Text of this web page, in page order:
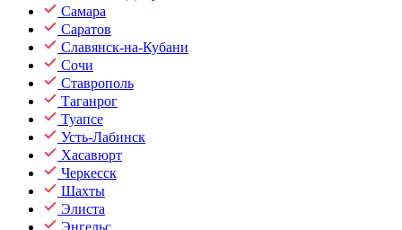
Самара
Саратов
Славянск-на-Кубани
Сочи
Ставрополь
Таганрог
Туапсе
Усть-Лабинск
Хасавюрт
Черкесск
Шахты
Элиста
Энгельс